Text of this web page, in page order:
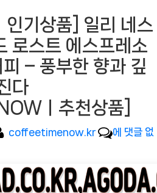
인기상품] 일리 네스
로스트 에스프레소
– 풍부한 향과 깊
다
ㅣ추천상품]
By
coffeetimenow.kr
[커
타
임
에 댓글 없